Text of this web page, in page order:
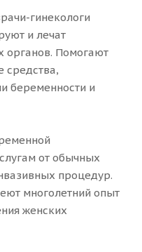
гинекологи
и лечат
органов. Помогают
средства,
беременности и
от обычных
процедур.
многолетний опыт
женских